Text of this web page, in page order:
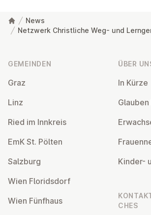
News
Netzwerk Christliche Weg- und
GEMEINDEN
Graz
Linz
Ried im Innkreis
EmK St. Pölten
Salzburg
Wien Flo­rids­dorf
Wien Fünfhaus
ÜBER
In Kürze
Kinder-
CHES